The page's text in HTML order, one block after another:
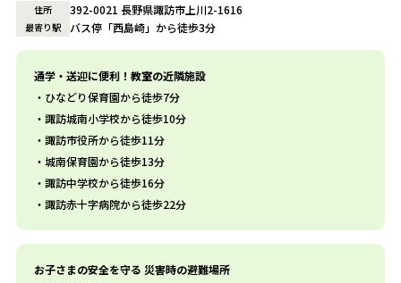
住所 392-0021 長野県諏訪市上川2-1616
最寄り駅 バス停「西島崎」から徒歩3分
通学・送迎に便利！教室の近隣施設
ひなどり保育園から徒歩7分
諏訪城南小学校から徒歩10分
諏訪市役所から徒歩11分
城南保育園から徒歩13分
諏訪中学校から徒歩16分
諏訪赤十字病院から徒歩22分
お子さまの安全を守る 災害時の避難場所